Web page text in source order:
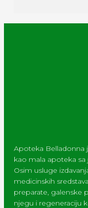
Apoteka Belladonna
kao mala apoteka
Osim usluge
medicinskih
preparate, galenske
njegu i regeneraciju